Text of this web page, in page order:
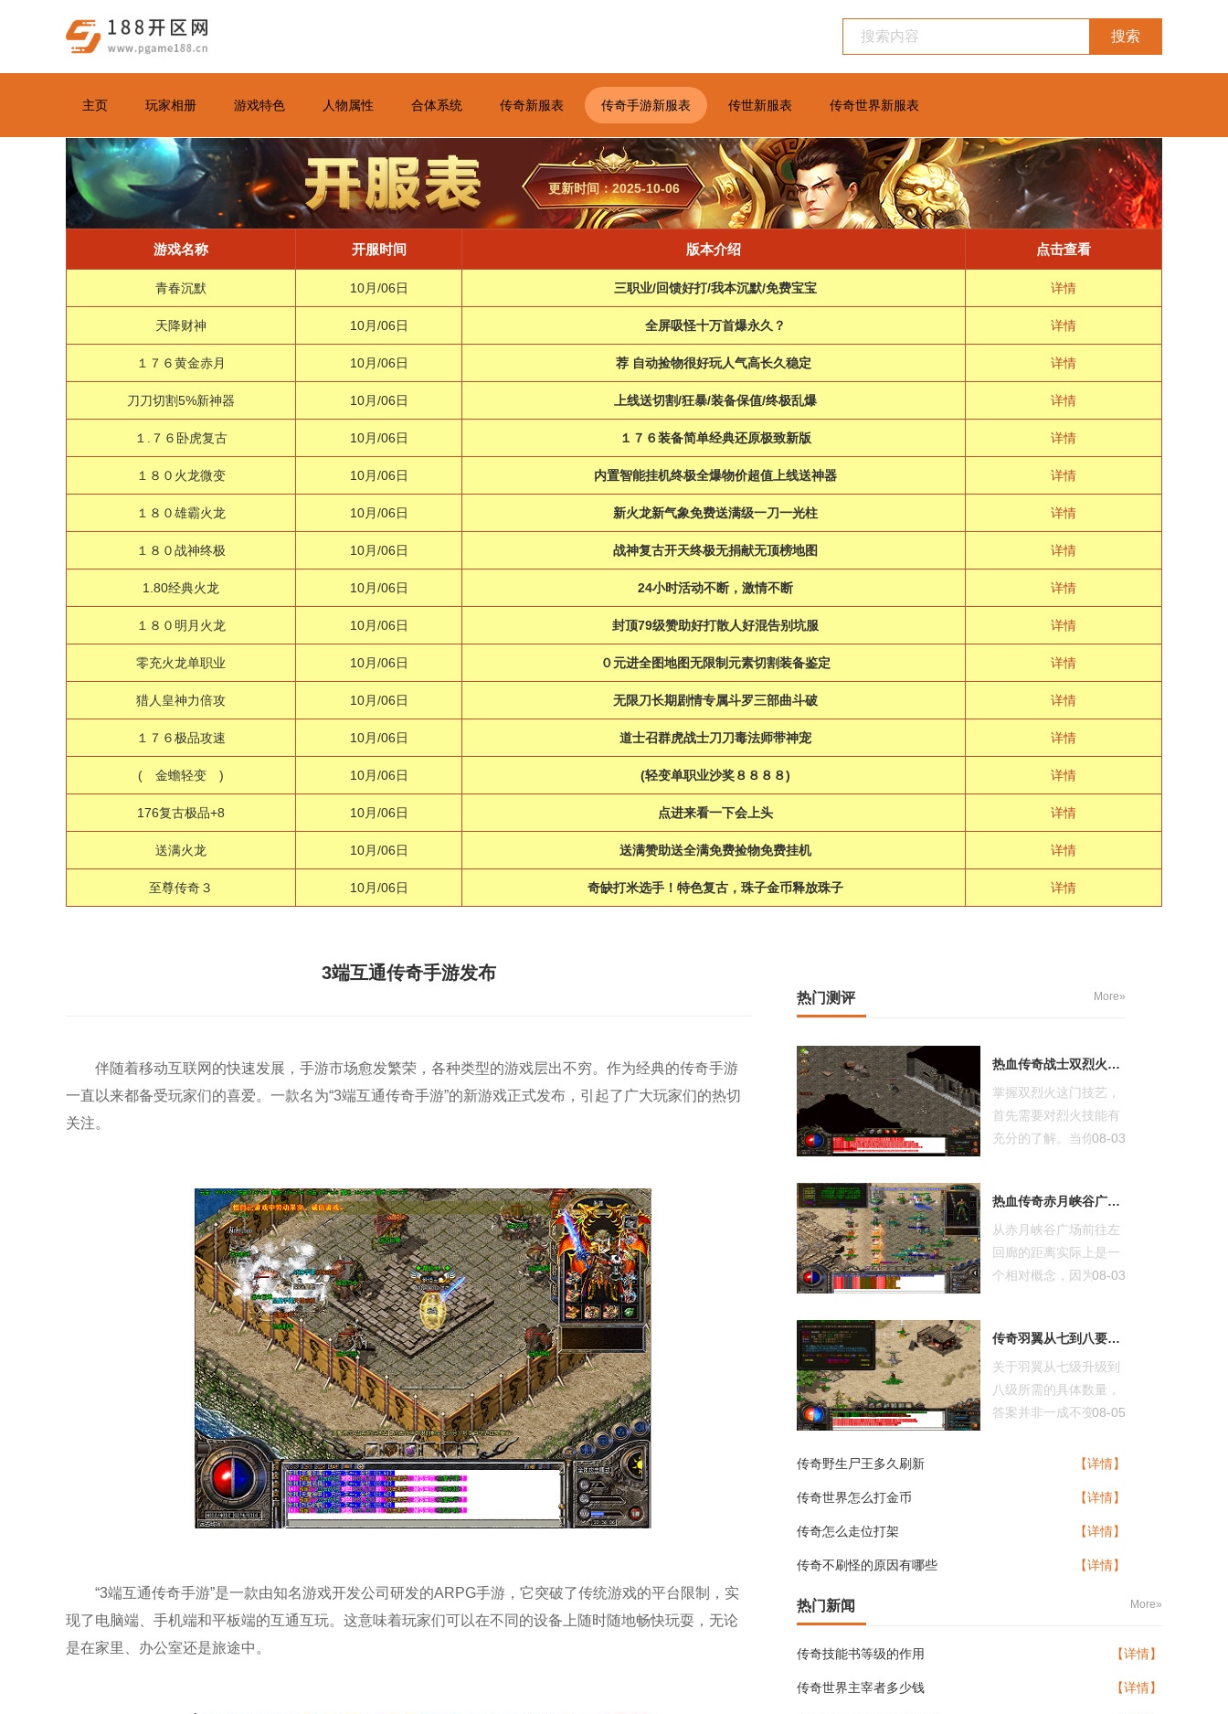
搜索
主页 玩家相册 游戏特色 人物属性 合体系统 传奇新服表 传奇手游新服表 传世新服表 传奇世界新服表
更新时间：2025-10-06
游戏名称 开服时间 版本介绍 点击查看
青春沉默 10月/06日 三职业/回馈好打/我本沉默/免费宝宝 详情
天降财神 10月/06日 全屏吸怪十万首爆永久？ 详情
１７６黄金赤月 10月/06日 荐 自动捡物很好玩人气高长久稳定 详情
刀刀切割5%新神器 10月/06日 上线送切割/狂暴/装备保值/终极乱爆 详情
１.７６卧虎复古 10月/06日 １７６装备简单经典还原极致新版 详情
１８０火龙微变 10月/06日 内置智能挂机终极全爆物价超值上线送神器 详情
１８０雄霸火龙 10月/06日 新火龙新气象免费送满级一刀一光柱 详情
１８０战神终极 10月/06日 战神复古开天终极无捐献无顶榜地图 详情
1.80经典火龙 10月/06日 24小时活动不断，激情不断 详情
１８０明月火龙 10月/06日 封顶79级赞助好打散人好混告别坑服 详情
零充火龙单职业 10月/06日 ０元进全图地图无限制元素切割装备鉴定 详情
猎人皇神力倍攻 10月/06日 无限刀长期剧情专属斗罗三部曲斗破 详情
１７６极品攻速 10月/06日 道士召群虎战士刀刀毒法师带神宠 详情
( 金蟾轻变 ) 10月/06日 (轻变单职业沙奖８８８８) 详情
176复古极品+8 10月/06日 点进来看一下会上头 详情
送满火龙 10月/06日 送满赞助送全满免费捡物免费挂机 详情
至尊传奇３ 10月/06日 奇缺打米选手！特色复古，珠子金币释放珠子 详情
3端互通传奇手游发布
伴随着移动互联网的快速发展，手游市场愈发繁荣，各种类型的游戏层出不穷。作为经典的传奇手游
一直以来都备受玩家们的喜爱。一款名为“3端互通传奇手游”的新游戏正式发布，引起了广大玩家们的热切
关注。
“3端互通传奇手游”是一款由知名游戏开发公司研发的ARPG手游，它突破了传统游戏的平台限制，实
现了电脑端、手机端和平板端的互通互玩。这意味着玩家们可以在不同的设备上随时随地畅快玩耍，无论
是在家里、办公室还是旅途中。
热门测评 More»
热血传奇战士双烈火怎么操作
掌握双烈火这门技艺，
首先需要对烈火技能有
充分的了解。当你按下
08-03
热血传奇赤月峡谷广场去左回廊有多远
从赤月峡谷广场前往左
回廊的距离实际上是一
个相对概念，因为在游
08-03
传奇羽翼从七到八要多少
关于羽翼从七级升级到
八级所需的具体数量，
答案并非一成不变，而
08-05
传奇野生尸王多久刷新 【详情】
传奇世界怎么打金币 【详情】
传奇怎么走位打架 【详情】
传奇不刷怪的原因有哪些 【详情】
热门新闻 More»
传奇技能书等级的作用 【详情】
传奇世界主宰者多少钱 【详情】